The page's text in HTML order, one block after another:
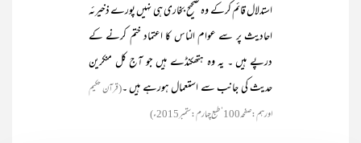
استدلال قائم کرکے وہ صحیح بخاری ہی نہیں پورے ذخیرئہ
احادیث پر سے عوام الناس کا اعتماد ختم کرنے کے
درپے ہیں ۔ یہ وہ ہتھکنڈے ہیں جو آج کل منکرین
حدیث کی جانب سے استعمال ہورہے ہیں ۔(قرآن حکیم
اورہم :صفحہ100‘طبع چہارم :ستمبر2015ء)